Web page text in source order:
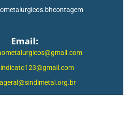
Email: